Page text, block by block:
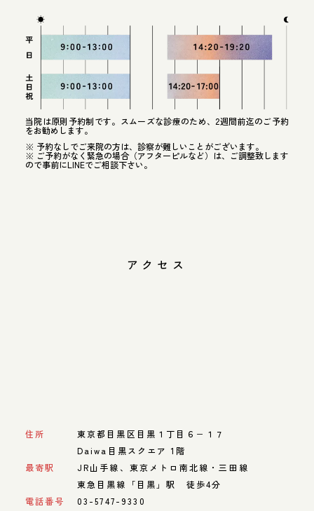
当院は原則予約制です。スムーズな診療のため、2週間前迄のご予約
をお勧めします。
※ 予約なしでご来院の方は、診察が難しいことがございます。
※ ご予約がなく緊急の場合（アフターピルなど）は、ご調整致します
ので事前にLINEでご相談下さい。
アクセス
住所
東京都目黒区目黒１丁目６−１７
Daiwa目黒スクエア 1階
最寄駅
JR山手線、東京メトロ南北線・三田線
東急目黒線「目黒」駅 徒歩4分
電話番号
03-5747-9330